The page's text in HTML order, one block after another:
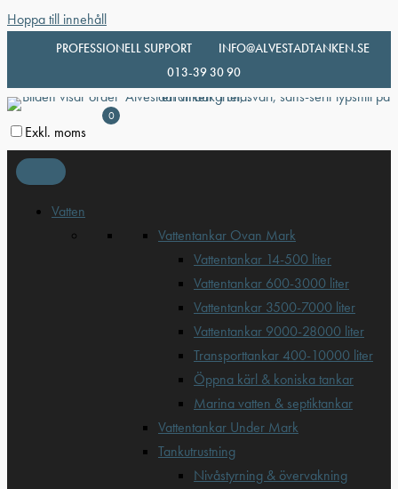
Hoppa till innehåll
PROFESSIONELL SUPPORT
INFO@ALVESTADTANKEN.SE
013-39 30 90
Exkl. moms
0
Vatten
Vattentankar Ovan Mark
Vattentankar 14-500 liter
Vattentankar 600-3000 liter
Vattentankar 3500-7000 liter
Vattentankar 9000-28000 liter
Transporttankar 400-10000 liter
Öppna kärl & koniska tankar
Marina vatten & septiktankar
Vattentankar Under Mark
Tankutrustning
Nivåstyrning & övervakning